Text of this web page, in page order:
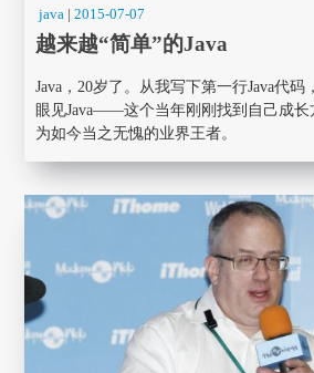
java |2015-07-07
越来越“简单”的Java
Java，20岁了。从我写下第一行Java代码
眼见Java——这个当年刚刚找到自己成长
为如今当之无愧的业界王者。